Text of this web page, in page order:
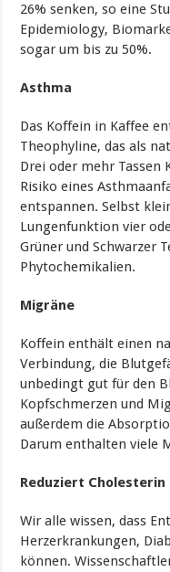
26% senken, so eine
Epidemiology,
sogar um bis zu 50%.
Asthma
Das Koffein in Kaffee
Theophyline, das als
Drei oder mehr Tassen
Risiko eines
entspannen. Selbst
Lungenfunktion vier
Grüner und Schwarzer
Phytochemikalien.
Migräne
Koffein enthält einen
Verbindung, die
unbedingt gut für den
Kopfschmerzen und
außerdem die
Darum enthalten viele
Reduziert Cholesterin
Wir alle wissen, dass
Herzerkrankungen,
können.